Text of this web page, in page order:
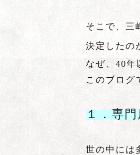
そこで、三
決定したの
なぜ、40年
このブログ
１．専
世の中には